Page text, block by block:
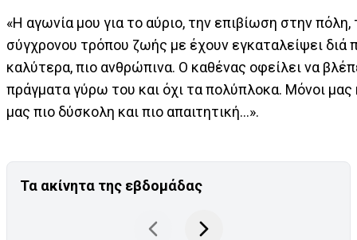
«Η αγωνία μου για το αύριο, την επιβίωση στην πόλη,
σύγχρονου τρόπου ζωής με έχουν εγκαταλείψει διά
καλύτερα, πιο ανθρώπινα. Ο καθένας οφείλει να
πράγματα γύρω του και όχι τα πολύπλοκα. Μόνοι
μας πιο δύσκολη και πιο απαιτητική…».
Τα ακίνητα της εβδομάδας